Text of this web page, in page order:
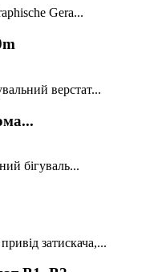
Gera...
верстат...
бігуваль...
затискача,...